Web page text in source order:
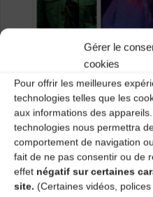
Gérer le
cookies
Pour offrir les meilleures
technologies telles que les
aux informations des
technologies nous permettra
comportement de navigation
fait de ne pas consentir ou de
effet négatif sur certaines
site. (Certaines vidéos,
Bal traditionnel à 20h30